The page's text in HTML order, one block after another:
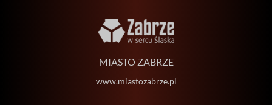
MIASTO ZABRZE
www.miastozabrze.pl